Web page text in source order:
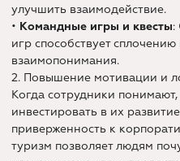
улучшить взаимодействие.
• Командные игры и квесты:
игр способствует
взаимопонимания.
2. Повышение мотивации и
Когда сотрудники
инвестировать в их
приверженность к
туризм позволяет людям